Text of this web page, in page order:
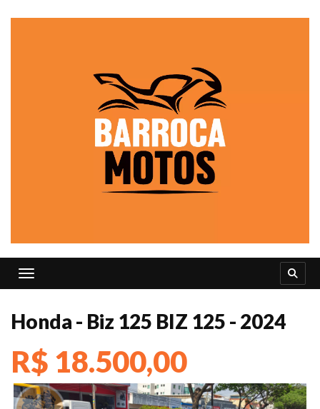
Toggle navigation
Honda - Biz 125 BIZ 125 - 2024
R$ 18.500,00